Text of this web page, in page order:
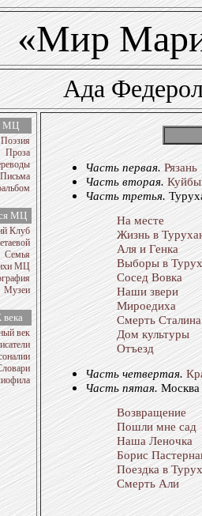
«Мир
Ада
МЦ
Поэзия
Проза
Письма
МЦ
Клуб
Семья
МЦ
Музеи
век
Часть первая. Рязань
Часть вторая.
Часть третья.
На месте
Жизнь в
Аля и Генка
Выборы в
Сосед Вовка
Наши звери
Мироедиха
Смерть Сталина
Дом культуры
Отъезд
Часть четвертая.
Часть пятая.
Возвращение
Пошли мне сад
Наша Леночка
Борис
Поездка в
Смерть Али